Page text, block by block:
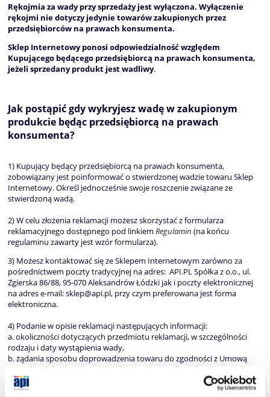
Rękojmia za wady przy sprzedaży jest wyłączona. Wyłączenie
rękojmi nie dotyczy jedynie towarów zakupionych przez
przedsiębiorców na prawach konsumenta.
Sklep Internetowy ponosi odpowiedzialność względem
Kupującego będącego przedsiębiorcą na prawach konsumenta,
jeżeli sprzedany produkt jest wadliwy.
Jak postąpić gdy wykryjesz wadę w zakupionym
produkcie będąc przedsiębiorcą na prawach
konsumenta?
1) Kupujący będący przedsiębiorcą na prawach konsumenta,
zobowiązany jest poinformować o stwierdzonej wadzie towaru Sklep
Internetowy. Określ jednocześnie swoje roszczenie związane ze
stwierdzoną wadą.
2) W celu złożenia reklamacji możesz skorzystać z formularza
reklamacyjnego dostępnego pod linkiem Regulamin (na końcu
regulaminu zawarty jest wzór formularza).
3) Możesz kontaktować się ze Sklepem Internetowym zarówno za
pośrednictwem poczty tradycyjnej na adres: API.PL Spółka z o.o., ul.
Zgierska 86/88, 95-070 Aleksandrów Łódzki jak i poczty elektronicznej
na adres e-mail: sklep@api.pl, przy czym preferowana jest forma
elektroniczna.
4) Podanie w opisie reklamacji następujących informacji:
a. okoliczności dotyczących przedmiotu reklamacji, w szczególności
rodzaju i daty wystąpienia wady,
b. żądania sposobu doprowadzenia towaru do zgodności z Umową
sprzedaży lub oświadczenia o obniżeniu ceny albo odstąpieniu od
Umowy sprzedaży
c. podanie danych kontaktowych składającego reklamację,